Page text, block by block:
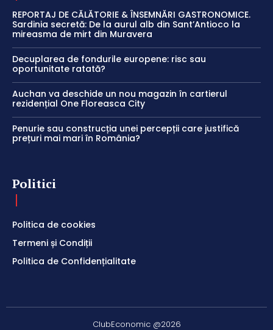
REPORTAJ DE CĂLĂTORIE & ÎNSEMNĂRI GASTRONOMICE.
Sardinia secretă: De la aurul alb din Sant’Antioco la
mireasma de mirt din Muravera
Decuplarea de fondurile europene: risc sau
oportunitate ratată?
Auchan va deschide un nou magazin în cartierul
rezidențial One Floreasca City
Penurie sau construcția unei percepții care justifică
prețuri mai mari în România?
Politici
Politica de cookies
Termeni și Condiții
Politica de Confidențialitate
ClubEconomic @2026